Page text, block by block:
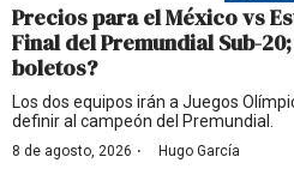
Precios para el México vs
Final del Premundial Sub-
boletos?
Los dos equipos irán a Juegos
definir al campeón del Premundial.
8 de agosto, 2026 · Hugo García